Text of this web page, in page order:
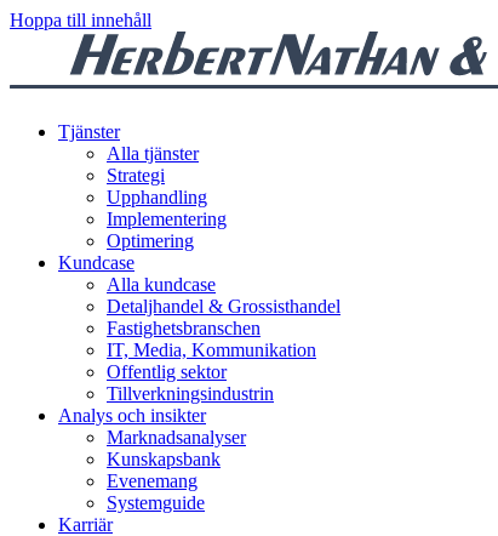
Hoppa till innehåll
Tjänster
Alla tjänster
Strategi
Upphandling
Implementering
Optimering
Kundcase
Alla kundcase
Detaljhandel & Grossisthandel
Fastighetsbranschen
IT, Media, Kommunikation
Offentlig sektor
Tillverkningsindustrin
Analys och insikter
Marknadsanalyser
Kunskapsbank
Evenemang
Systemguide
Karriär